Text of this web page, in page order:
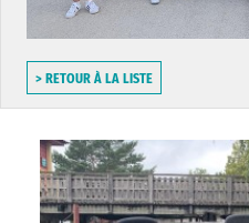
> RETOUR À LA LISTE